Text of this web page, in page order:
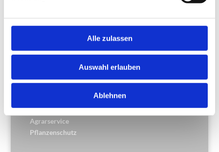
Alle zulassen
Auswahl erlauben
Ablehnen
Pflege / Hygiene
Klauenhygiene
Düngemittel
Agrarservice
Pflanzenschutz